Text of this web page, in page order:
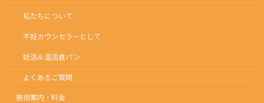
私たちについて
不妊カウンセラーとして
妊活＆温活食パン
よくあるご質問
施術案内・料金